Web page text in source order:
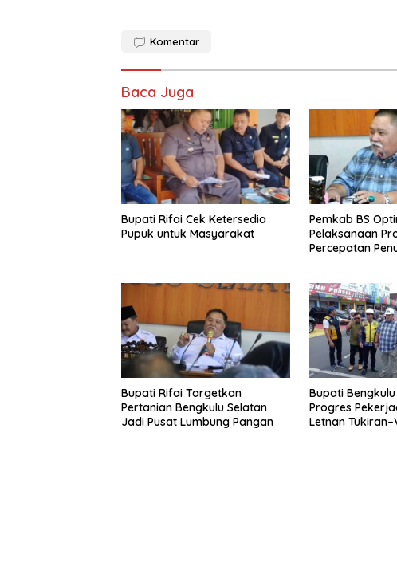
Komentar
Baca Juga
Bupati Rifai Cek Ketersedia
Pupuk untuk Masyarakat
Pemkab BS
Pelaksanaan
Percepatan
Bupati Rifai Targetkan
Pertanian Bengkulu Selatan
Jadi Pusat Lumbung Pangan
Bupati
Progres
Letnan